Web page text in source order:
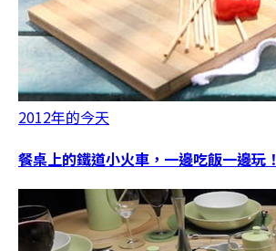
2012年的今天
餐桌上的鐵道小火車，一邊吃飯一邊玩！